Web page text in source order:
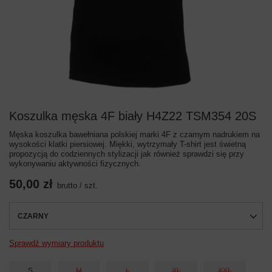
Koszulka męska 4F biały H4Z22 TSM354 20S
Męska koszulka bawełniana polskiej marki 4F z czarnym nadrukiem na
wysokości klatki piersiowej. Miękki, wytrzymały T-shirt jest świetną
propozycją do codziennych stylizacji jak również sprawdzi się przy
wykonywaniu aktywności fizycznych.
50,00 zł brutto / szt.
CZARNY
Sprawdź wymiary produktu